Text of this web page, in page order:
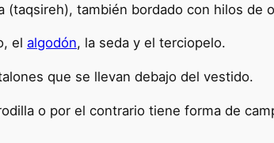
también bordado con hilos de
el algodón, la seda y el terciopelo.
que se llevan debajo del vestido.
o por el contrario tiene forma de